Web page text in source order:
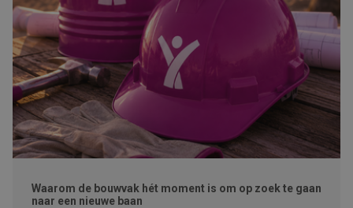
Waarom de bouwvak hét moment is om op zoek te gaan
naar een nieuwe baan